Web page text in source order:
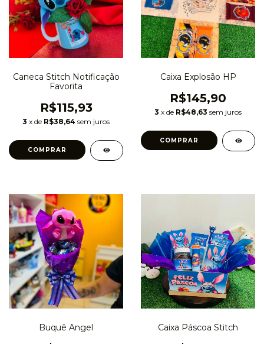
Caneca Stitch Notificação
Favorita
R$115,93
3 x de R$38,64 sem juros
Caixa Explosão HP
R$145,90
3 x de R$48,63 sem juros
Buquê Angel Caixa Páscoa Stitch